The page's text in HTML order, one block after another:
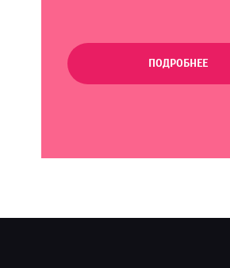
ПОДРОБНЕЕ